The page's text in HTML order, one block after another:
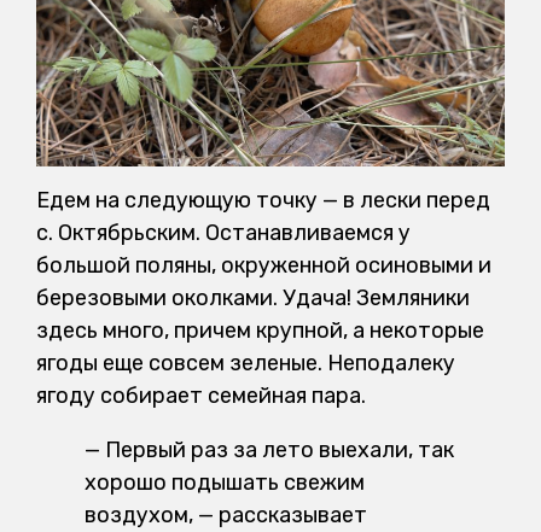
Едем на следующую точку — в лески перед
с. Октябрьским. Останавливаемся у
большой поляны, окруженной осиновыми и
березовыми околками. Удача! Земляники
здесь много, причем крупной, а некоторые
ягоды еще совсем зеленые. Неподалеку
ягоду собирает семейная пара.
— Первый раз за лето выехали, так
хорошо подышать свежим
воздухом, — рассказывает